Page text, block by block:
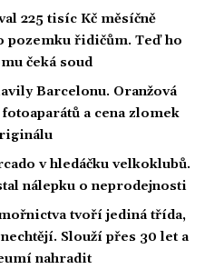
225 tisíc Kč měsíčně
pozemku řidičům. Teď ho
čeká soud
Barcelonu. Oranžová
a cena zlomek
v hledáčku velkoklubů.
nálepku o neprodejnosti
tvoří jediná třída,
Slouží přes 30 let a
nahradit